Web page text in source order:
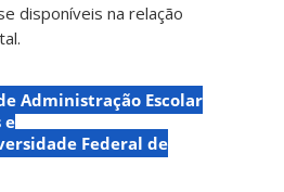
disponíveis na relação
Administração Escolar
e
Federal de